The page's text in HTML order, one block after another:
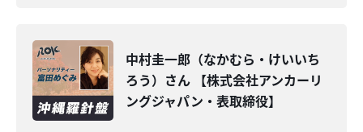
中村圭一郎（なかむら・けいいち
ろう）さん 【株式会社アンカーリ
ングジャパン・表取締役】